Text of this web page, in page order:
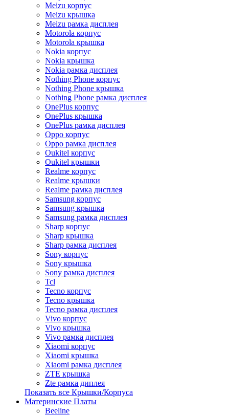
Meizu корпус
Meizu крышка
Meizu рамка дисплея
Motorola корпус
Motorola крышка
Nokia корпус
Nokia крышка
Nokia рамка дисплея
Nothing Phone корпус
Nothing Phone крышка
Nothing Phone рамка дисплея
OnePlus корпус
OnePlus крышка
OnePlus рамка дисплея
Oppo корпус
Oppo рамка дисплея
Oukitel корпус
Oukitel крышки
Realme корпус
Realme крышки
Realme рамка дисплея
Samsung корпус
Samsung крышка
Samsung рамка дисплея
Sharp корпус
Sharp крышка
Sharp рамка дисплея
Sony корпус
Sony крышка
Sony рамка дисплея
Tcl
Tecno корпус
Tecno крышка
Tecno рамка дисплея
Vivo корпус
Vivo крышка
Vivo рамка дисплея
Xiaomi корпус
Xiaomi крышка
Xiaomi рамка дисплея
ZTE крышка
Zte рамка диплея
Показать все Крышки/Корпуса
Материнские Платы
Beeline